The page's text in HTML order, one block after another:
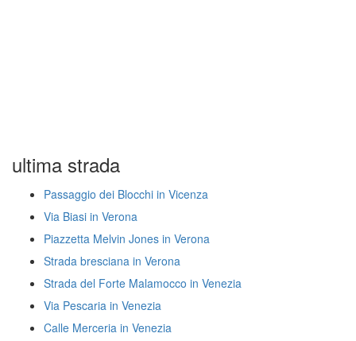
ultima strada
Passaggio dei Blocchi in Vicenza
Via Biasi in Verona
Piazzetta Melvin Jones in Verona
Strada bresciana in Verona
Strada del Forte Malamocco in Venezia
Via Pescaria in Venezia
Calle Merceria in Venezia